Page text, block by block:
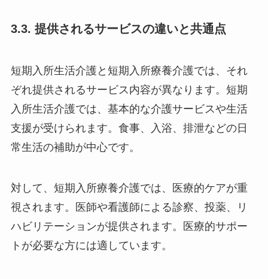
3.3. 提供されるサービスの違いと共通点
短期入所生活介護と短期入所療養介護では、それ
ぞれ提供されるサービス内容が異なります。短期
入所生活介護では、基本的な介護サービスや生活
支援が受けられます。食事、入浴、排泄などの日
常生活の補助が中心です。
対して、短期入所療養介護では、医療的ケアが重
視されます。医師や看護師による診察、投薬、リ
ハビリテーションが提供されます。医療的サポー
トが必要な方には適しています。